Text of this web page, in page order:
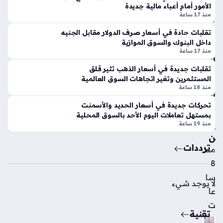
الم
جم
وعا
ت
بب
طو
لة
الأف
روب
اس
ت
بأب
يد
جا
ن
منذ
5
سا
بالأ
س
وا
ق
الم
حل
ية
الي
وم
الاث
ني
ن
منذ
8
سا
عا
ت
الأمور أمام أعباء مالية جديدة
منذ 17 ساعة
تقلبات حادة في أسعار صرف الدولار مقابل الجنيه
داخل البنوك والسوق الموازية
منذ 17 ساعة
تقلبات جديدة في أسعار الذهب تثير قلق
المستثمرين وتغير اتجاهات السوق العالمية
منذ 18 ساعة
تحركات جديدة في أسعار الحديد والأسمنت
بمستهل تعاملات اليوم الأحد بالسوق المحلية
منذ 19 ساعة
ترددات
لا يوجد شيء
تقنية